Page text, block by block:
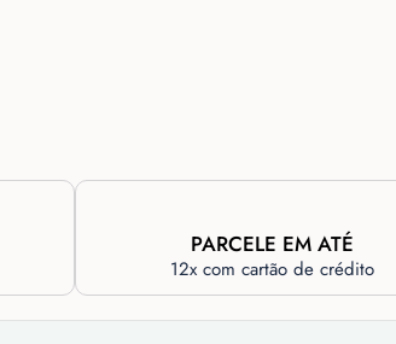
PARCELE EM ATÉ
12x com cartão de crédito